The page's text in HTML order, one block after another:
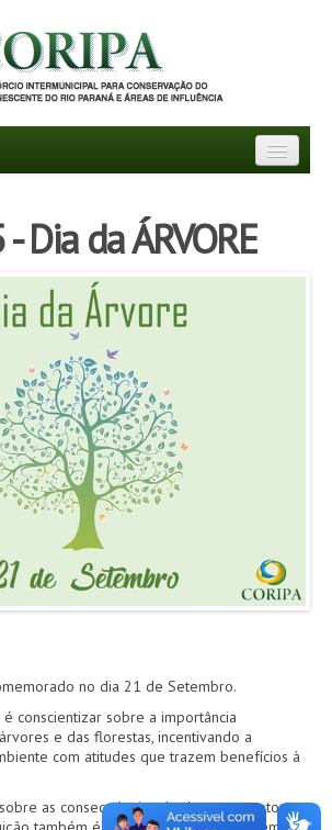
Dia da ÁRVORE
no dia 21 de Setembro.
conscientizar sobre a importância
e das florestas, incentivando a
com atitudes que trazem benefícios à
sobre as consequências do desmatamento e